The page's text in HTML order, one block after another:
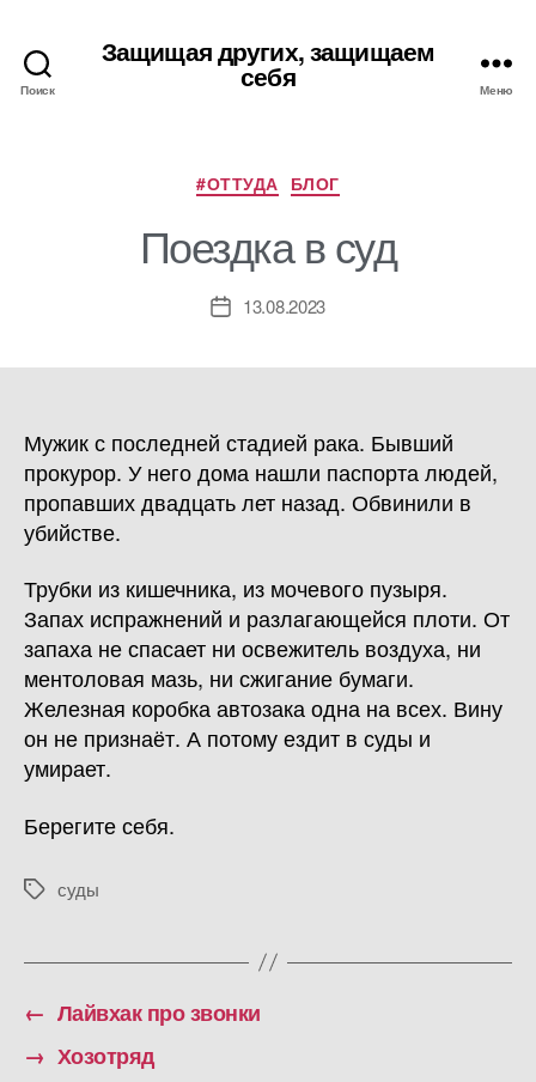
Поиск
Защищая других, защищаем
себя Меню
Рубрики
#ОТТУДА БЛОГ
Поездка в суд
Дата13.08.2023
Мужик с последней стадией рака. Бывший
прокурор. У него дома нашли паспорта людей,
пропавших двадцать лет назад. Обвинили в
убийстве.
Трубки из кишечника, из мочевого пузыря.
Запах испражнений и разлагающейся плоти. От
запаха не спасает ни освежитель воздуха, ни
ментоловая мазь, ни сжигание бумаги.
Железная коробка автозака одна на всех. Вину
он не признаёт. А потому ездит в суды и
умирает.
Берегите себя.
Меткисуды
← Лайвхак про звонки
→ Хозотряд